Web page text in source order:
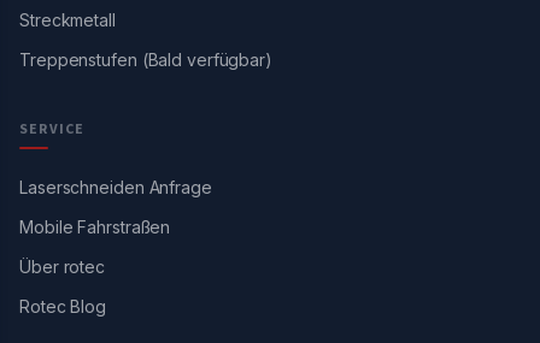
Streckmetall
Treppenstufen (Bald verfügbar)
SERVICE
Laserschneiden Anfrage
Mobile Fahrstraßen
Über rotec
Rotec Blog